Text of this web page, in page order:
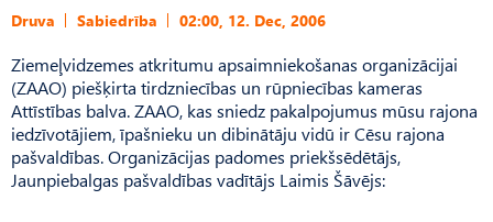
Druva Sabiedrība 02:00, 12. Dec, 2006
Ziemeļvidzemes atkritumu apsaimniekošanas organizācijai
(ZAAO) piešķirta tirdzniecības un rūpniecības kameras
Attīstības balva. ZAAO, kas sniedz pakalpojumus mūsu rajona
iedzīvotājiem, īpašnieku un dibinātāju vidū ir Cēsu rajona
pašvaldības. Organizācijas padomes priekšsēdētājs,
Jaunpiebalgas pašvaldības vadītājs Laimis Šāvējs: